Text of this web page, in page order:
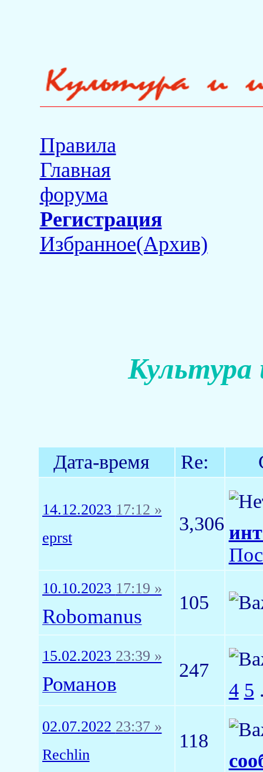
Правила
Главная
форума
Регистрация
Избранное(Архив)
Культура
Дата-время Re:
14.12.2023 17:12 »
eprst
3,306
10.10.2023 17:19 »
Robomanus
105
15.02.2023 23:39 »
Романов
247
4 5
02.07.2022 23:37 »
Rechlin
118